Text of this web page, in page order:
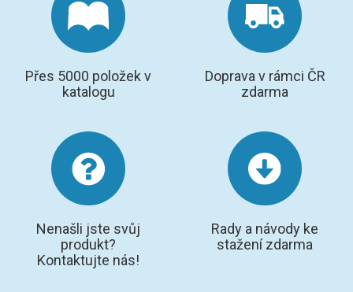
PŘÍSLUŠENSTVÍ PRO MS
SUBSTRÁTY
SNOM
KALIBRACE
RAMAN
Přes 5000 položek v
katalogu
Doprava v rámci ČR
zdarma
Nenašli jste svůj
produkt?
Kontaktujte nás!
Rady a návody ke
stažení zdarma